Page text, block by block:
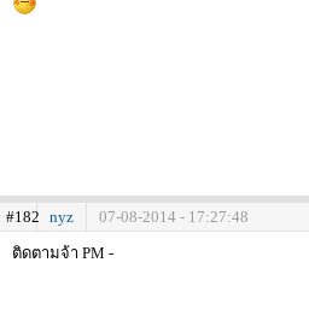
#182 nyz
07-08-2014 - 17:27:48
ติดตามจ้า PM -